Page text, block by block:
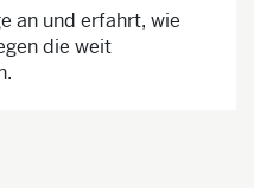
an und erfahrt, wie
die weit